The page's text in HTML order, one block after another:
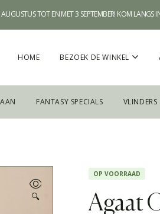
HOME BEZOEK DE WINKEL
FANTASY SPECIALS VLINDERS
🔍
OP VOORRAAD
Agaat
TOT EN MET 3 SEPTEMBER! KOM LANGS